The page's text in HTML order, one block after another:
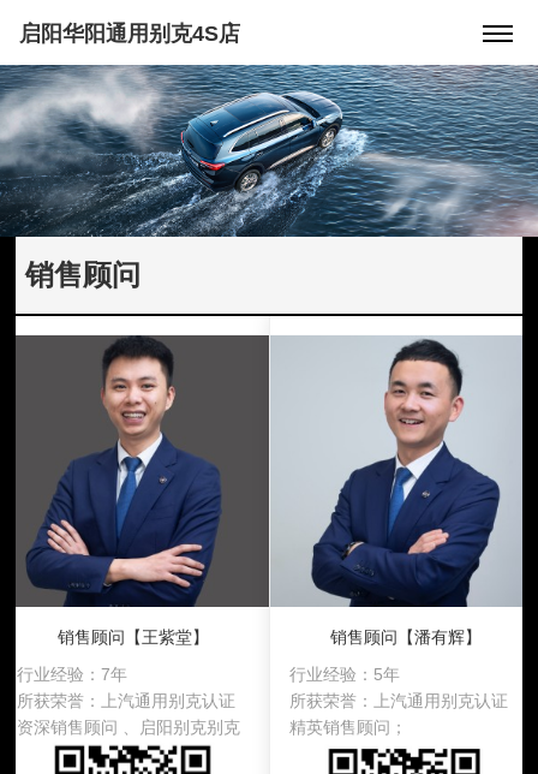
启阳华阳通用别克4S店
销售顾问
销售顾问【王紫堂】
行业经验： 7年
所获荣誉：
上汽通用别克认证
资深销售顾问 、启阳别克别克
优秀销售顾问
销售顾问【潘有辉】
行业经验： 5年
所获荣誉：
上汽通用别克认证
精英销售顾问；